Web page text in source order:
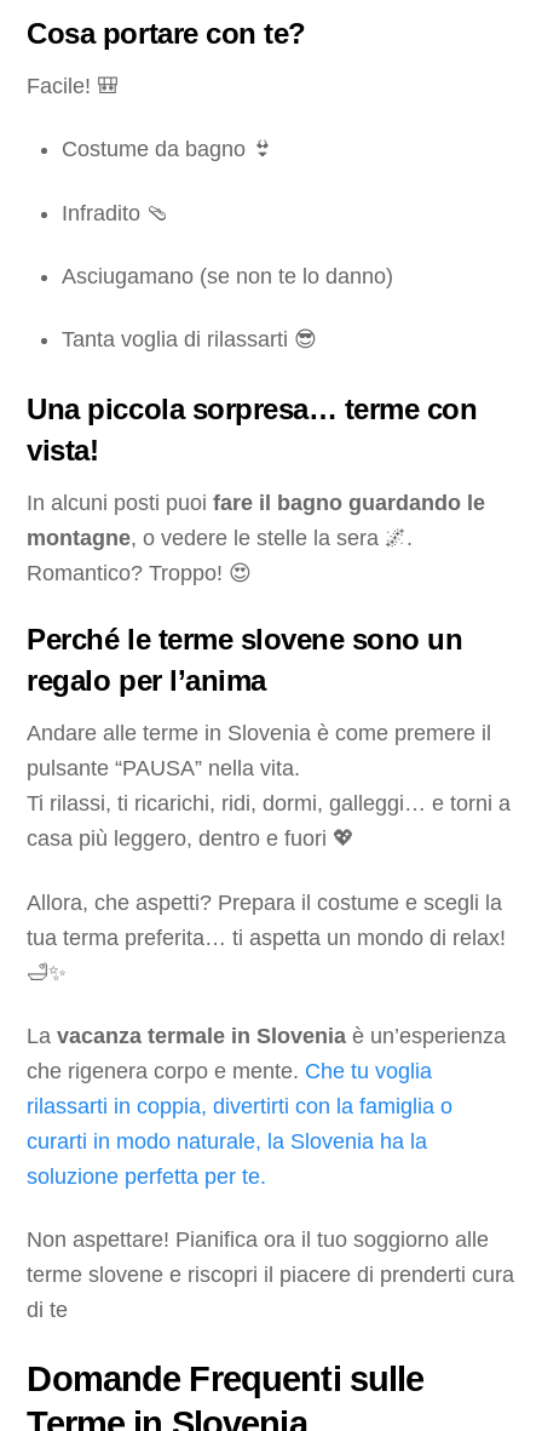
Cosa portare con te?
Facile! 🎒
Costume da bagno 👙
Infradito 🩴
Asciugamano (se non te lo danno)
Tanta voglia di rilassarti 😎
Una piccola sorpresa… terme con
vista!
In alcuni posti puoifare il bagno guardando le
montagne, o vedere le stelle la sera 🌌.
Romantico? Troppo! 😍
Perché le terme slovene sono un
regalo per l’anima
Andare alle terme in Slovenia è come premere il
pulsante “PAUSA” nella vita.
Ti rilassi, ti ricarichi, ridi, dormi, galleggi… e torni a
casa più leggero, dentro e fuori 💖
Allora, che aspetti? Prepara il costume e scegli la
tua terma preferita… ti aspetta un mondo di relax!
🛁✨
Lavacanza termale in Slovenia è un’esperienza
che rigenera corpo e mente. Che tu voglia
rilassarti in coppia, divertirti con la famiglia o
curarti in modo naturale, la Slovenia ha la
soluzione perfetta per te.
Non aspettare! Pianifica ora il tuo soggiorno alle
terme slovene e riscopri il piacere di prenderti cura
di te
Domande Frequenti sulle